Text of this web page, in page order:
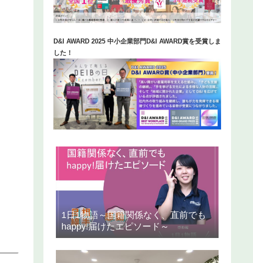
D&I AWARD 2025 中小企業部門D&I AWARD賞を受賞しま
した！
1日1物語～国籍関係なく、直前でも
happy!届けたエピソード～